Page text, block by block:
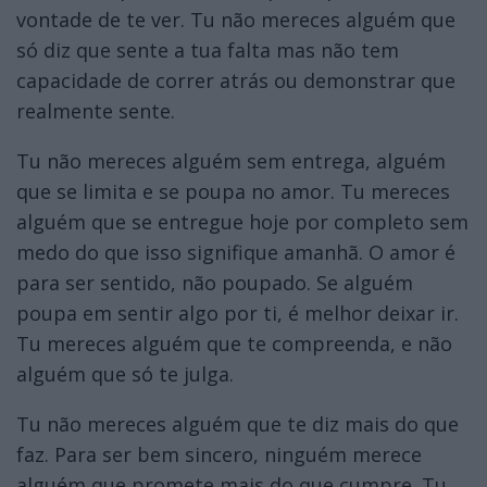
vontade de te ver. Tu não mereces alguém que
só diz que sente a tua falta mas não tem
capacidade de correr atrás ou demonstrar que
realmente sente.
Tu não mereces alguém sem entrega, alguém
que se limita e se poupa no amor. Tu mereces
alguém que se entregue hoje por completo sem
medo do que isso signifique amanhã. O amor é
para ser sentido, não poupado. Se alguém
poupa em sentir algo por ti, é melhor deixar ir.
Tu mereces alguém que te compreenda, e não
alguém que só te julga.
Tu não mereces alguém que te diz mais do que
faz. Para ser bem sincero, ninguém merece